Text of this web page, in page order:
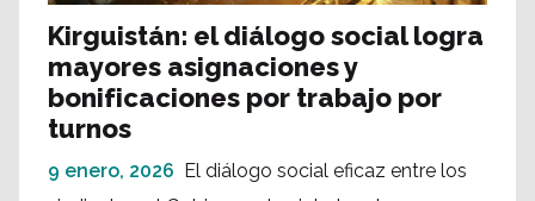
Kirguistán: el diálogo social logra
mayores asignaciones y
bonificaciones por trabajo por
turnos
9 enero, 2026 El diálogo social eficaz entre los